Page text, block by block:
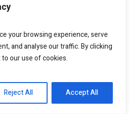
your browsing experience, serve
and analyse our traffic. By clicking
our use of cookies.
Reject All Accept All